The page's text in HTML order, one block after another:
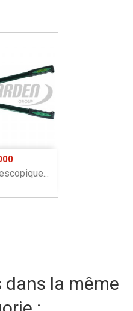
la même